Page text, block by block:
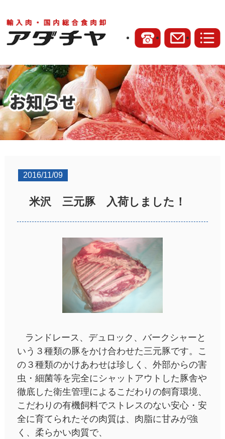
2016/11/09
米沢 三元豚 入荷しました！
ランドレース、デュロック、バークシャーと
いう３種類の豚をかけ合わせた三元豚です。こ
の３種類のかけあわせは珍しく、外部からの害
虫・細菌等を完全にシャットアウトした豚舎や
徹底した衛生管理によるこだわりの飼育環境、
こだわりの有機飼料でストレスのない安心・安
全に育てられたその肉質は、肉脂に甘みが強
く、柔らかい肉質で、